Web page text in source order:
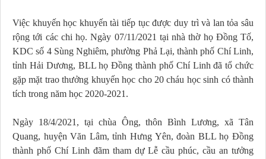
Việc khuyến học khuyến tài tiếp tục được duy trì và lan tỏa sâu
rộng tới các chi họ. Ngày 07/11/2021 tại nhà thờ họ Đồng Tố,
KDC số 4 Sùng Nghiêm, phường Phả Lại, thành phố Chí Linh,
tỉnh Hải Dương, BLL họ Đồng thành phố Chí Linh đã tổ chức
gặp mặt trao thưởng khuyến học cho 20 cháu học sinh có thành
tích trong năm học 2020-2021.
Ngày 18/4/2021, tại chùa Ông, thôn Bình Lương, xã Tân
Quang, huyện Văn Lâm, tỉnh Hưng Yên, đoàn BLL họ Đồng
thành phố Chí Linh đãm tham dự Lễ cầu phúc, cầu an tưởng